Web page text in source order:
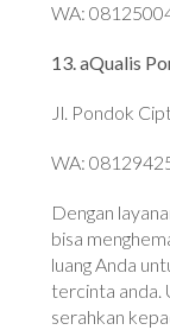
WA:
13. aQualis
Jl. Pondok
WA:
Dengan
bisa
luang Anda
tercinta anda.
serahkan